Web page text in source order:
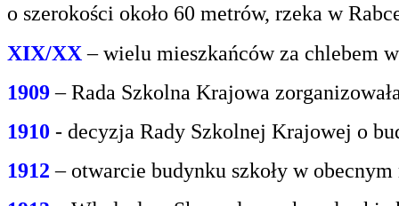
o szerokości około 60 metrów, rzeka w
XIX/XX– wielu mieszkańców za chlebem
1909 – Rada Szkolna Krajowa
1910 - decyzja Rady Szkolnej Krajowej o
1912 – otwarcie budynku szkoły w